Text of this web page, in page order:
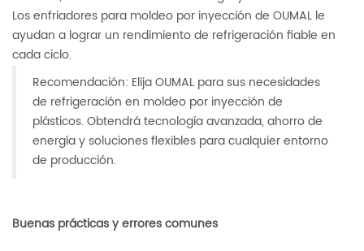
Los enfriadores para moldeo por inyección de OUMAL le
ayudan a lograr un rendimiento de refrigeración fiable en
cada ciclo.
Recomendación: Elija OUMAL para sus necesidades
de refrigeración en moldeo por inyección de
plásticos. Obtendrá tecnología avanzada, ahorro de
energía y soluciones flexibles para cualquier entorno
de producción.
Buenas prácticas y errores comunes